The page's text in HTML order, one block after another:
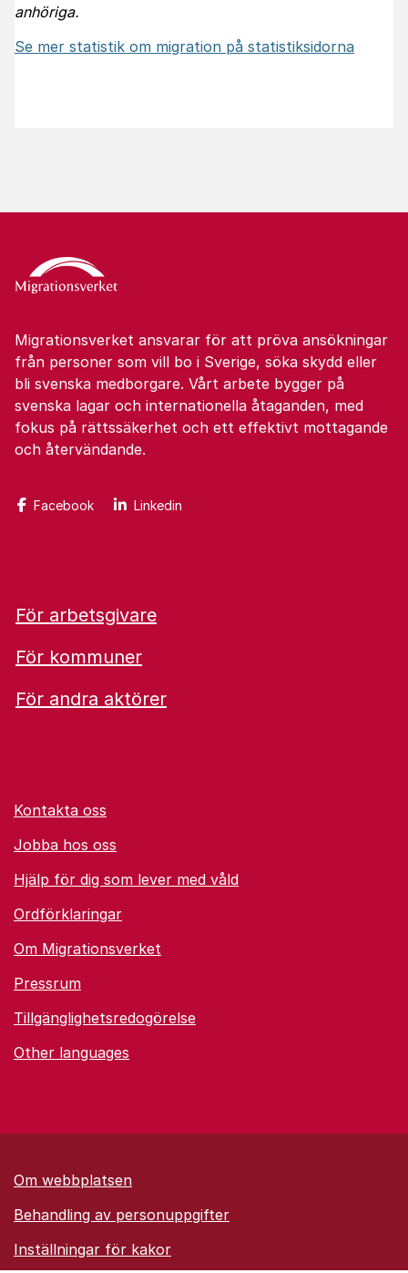
anhöriga.
Se mer statistik om migration på statistiksidorna
Migrationsverket ansvarar för att pröva ansökningar
från personer som vill bo i Sverige, söka skydd eller
bli svenska medborgare. Vårt arbete bygger på
svenska lagar och internationella åtaganden, med
fokus på rättssäkerhet och ett effektivt mottagande
och återvändande.
Facebook Linkedin
För arbetsgivare
För kommuner
För andra aktörer
Kontakta oss
Jobba hos oss
Hjälp för dig som lever med våld
Ordförklaringar
Om Migrationsverket
Pressrum
Tillgänglighetsredogörelse
Other languages
Om webbplatsen
Behandling av personuppgifter
Inställningar för kakor